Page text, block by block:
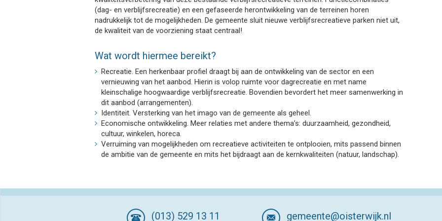
(dag- en verblijfsrecreatie) en een gefaseerde herontwikkeling van de terreinen horen
nadrukkelijk tot de mogelijkheden. De gemeente sluit nieuwe verblijfsrecreatieve parken niet uit,
de kwaliteit van de voorziening staat centraal!
Wat wordt hiermee bereikt?
Recreatie. Een herkenbaar profiel draagt bij aan de ontwikkeling van de sector en een
vernieuwing van het aanbod. Hierin is volop ruimte voor dagrecreatie en met name
kleinschalige hoogwaardige verblijfsrecreatie. Bovendien bevordert het meer samenwerking in
dit aanbod (arrangementen).
Identiteit. Versterking van het imago van de gemeente als geheel.
Economische ontwikkeling. Meer relaties met andere thema’s: duurzaamheid, gezondheid,
cultuur, winkelen, horeca.
Verruiming van mogelijkheden om recreatieve activiteiten te ontplooien, mits passend binnen
de ambitie van de gemeente en mits het bijdraagt aan de kernkwaliteiten (natuur, landschap).
(013) 529 13 11 gemeente@oisterwijk.nl